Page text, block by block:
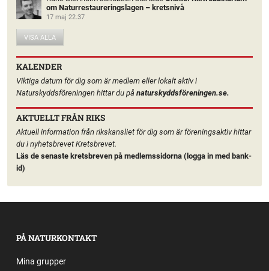
om Naturrestaureringslagen – kretsnivå
17 maj 22.37
VISA ALLA
KALENDER
Viktiga datum för dig som är medlem eller lokalt aktiv i
Naturskyddsföreningen hittar du pånaturskyddsföreningen.se.
AKTUELLT FRÅN RIKS
Aktuell information från rikskansliet för dig som är föreningsaktiv hittar
du i nyhetsbrevet Kretsbrevet.
Läs de senaste kretsbreven på medlemssidorna (logga in med bank-
id)
PÅ NATURKONTAKT
Mina grupper